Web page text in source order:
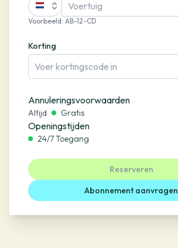
Voorbeeld: AB-12-CD
Korting
Annuleringsvoorwaarden
Altijd Gratis
Openingstijden
24/7 Toegang
Reserveren
Abonnement aanvragen